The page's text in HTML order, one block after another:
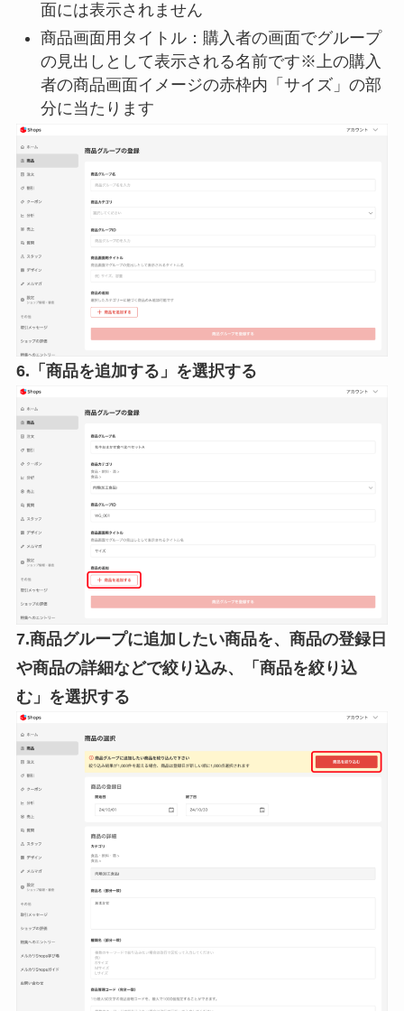
面には表示されません
商品画面用タイトル：購入者の画面でグループ
の見出しとして表示される名前です※上の購入
者の商品画面イメージの赤枠内「サイズ」の部
分に当たります
6.「商品を追加する」を選択する
7.商品グループに追加したい商品を、商品の登録日
や商品の詳細などで絞り込み、「商品を絞り込
む」を選択する